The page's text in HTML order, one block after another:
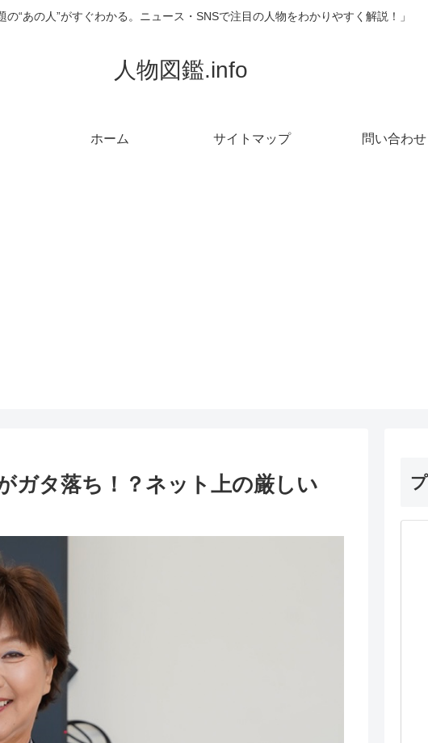
の“あの人”がすぐわかる。ニュース・SNSで注目の人物をわかりやすく解説！」
人物図鑑.info
ホーム サイトマップ 問い合わせ
ガタ落ち！？ネット上の厳しい